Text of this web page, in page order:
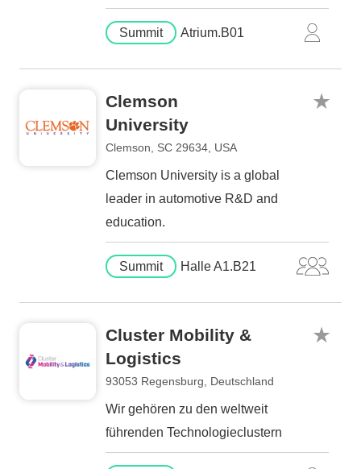
Summit Atrium.B01
Clemson
University
Clemson, SC 29634, USA
Clemson University is a global
leader in automotive R&D and
education.
Summit Halle A1.B21
Cluster Mobility &
Logistics
93053 Regensburg, Deutschland
Wir gehören zu den weltweit
führenden Technologieclustern